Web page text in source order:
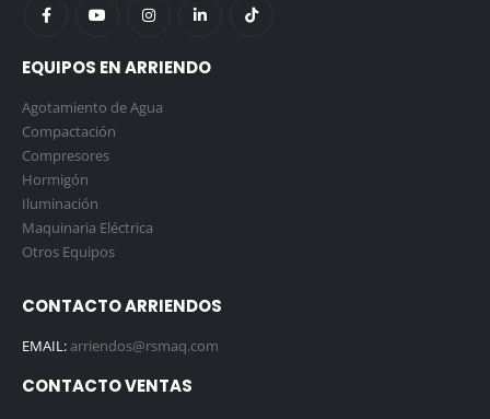
EQUIPOS EN ARRIENDO
Agotamiento de Agua
Compactación
Compresores
Hormigón
Iluminación
Maquinaria Eléctrica
Otros Equipos
CONTACTO ARRIENDOS
EMAIL:arriendos@rsmaq.com
CONTACTO VENTAS